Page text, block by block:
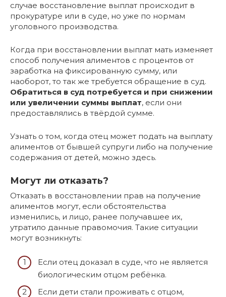
случае восстановление выплат происходит в
прокуратуре или в суде, но уже по нормам
уголовного производства.
Когда при восстановлении выплат мать изменяет
способ получения алиментов с процентов от
заработка на фиксированную сумму, или
наоборот, то так же требуется обращение в суд.
Обратиться в суд потребуется и при снижении
или увеличении суммы выплат, если они
предоставлялись в твёрдой сумме.
Узнать о том, когда отец может подать на выплату
алиментов от бывшей супруги либо на получение
содержания от детей, можно здесь.
Могут ли отказать?
Отказать в восстановлении прав на получение
алиментов могут, если обстоятельства
изменились, и лицо, ранее получавшее их,
утратило данные правомочия. Такие ситуации
могут возникнуть:
Если отец доказал в суде, что не является
биологическим отцом ребёнка.
Если дети стали проживать с отцом,